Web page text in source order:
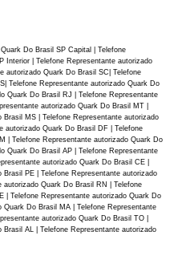
Do Brasil SP Capital | Telefone
Interior | Telefone Representante autorizado
autorizado Quark Do Brasil SC| Telefone
Telefone Representante autorizado Quark Do
Quark Do Brasil RJ | Telefone Representante
autorizado Quark Do Brasil MT |
MS | Telefone Representante autorizado
autorizado Quark Do Brasil DF | Telefone
| Telefone Representante autorizado Quark Do
Quark Do Brasil AP | Telefone Representante
autorizado Quark Do Brasil CE |
PE | Telefone Representante autorizado
Quark Do Brasil RN | Telefone
| Telefone Representante autorizado Quark Do
Do Brasil MA | Telefone Representante
autorizado Quark Do Brasil TO |
AL | Telefone Representante autorizado